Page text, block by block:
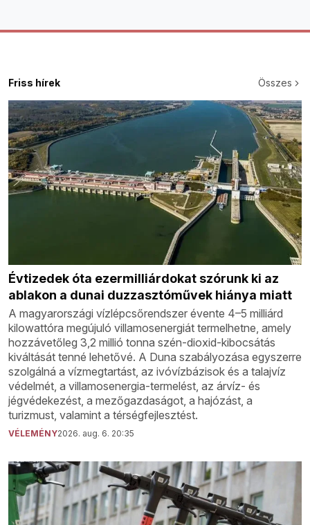
Friss hírek Összes
Évtizedek óta ezermilliárdokat szórunk ki az
ablakon a dunai duzzasztóművek hiánya miatt
A magyarországi vízlépcsőrendszer évente 4–5 milliárd
kilowattóra megújuló villamosenergiát termelhetne, amely
hozzávetőleg 3,2 millió tonna szén-dioxid-kibocsátás
kiváltását tenné lehetővé. A Duna szabályozása egyszerre
szolgálná a vízmegtartást, az ivóvízbázisok és a talajvíz
védelmét, a villamosenergia-termelést, az árvíz- és
jégvédekezést, a mezőgazdaságot, a hajózást, a
turizmust, valamint a térségfejlesztést.
VÉLEMÉNY2026. aug. 6. 20:35